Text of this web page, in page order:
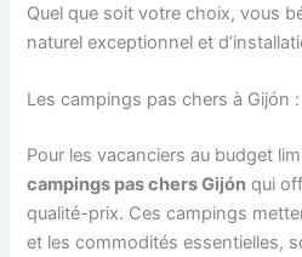
Quel que soit votre choix, vous
naturel exceptionnel et
Les campings pas chers à Gijón
Pour les vacanciers au budget
campings pas chers Gijón qui
qualité-prix. Ces campings
et les commodités essentielles,